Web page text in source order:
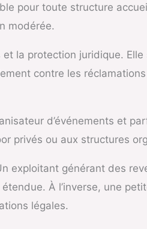
pour toute structure
modérée.
la protection juridique. Elle
contre les
d’événements et
privés ou aux structures
exploitant générant des
À l’inverse, une
légales.